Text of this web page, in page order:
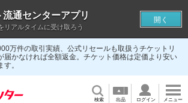
万件の取引実績、公式リセールも取扱うチケットリ
届かなければ全額返金。チケット価格は定価より安い
。
検索 出品 ログイン メニュー
通センターアプリ
リアルタイムに受け取ろう
開く